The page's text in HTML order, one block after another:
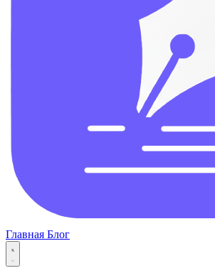
Главная Блог